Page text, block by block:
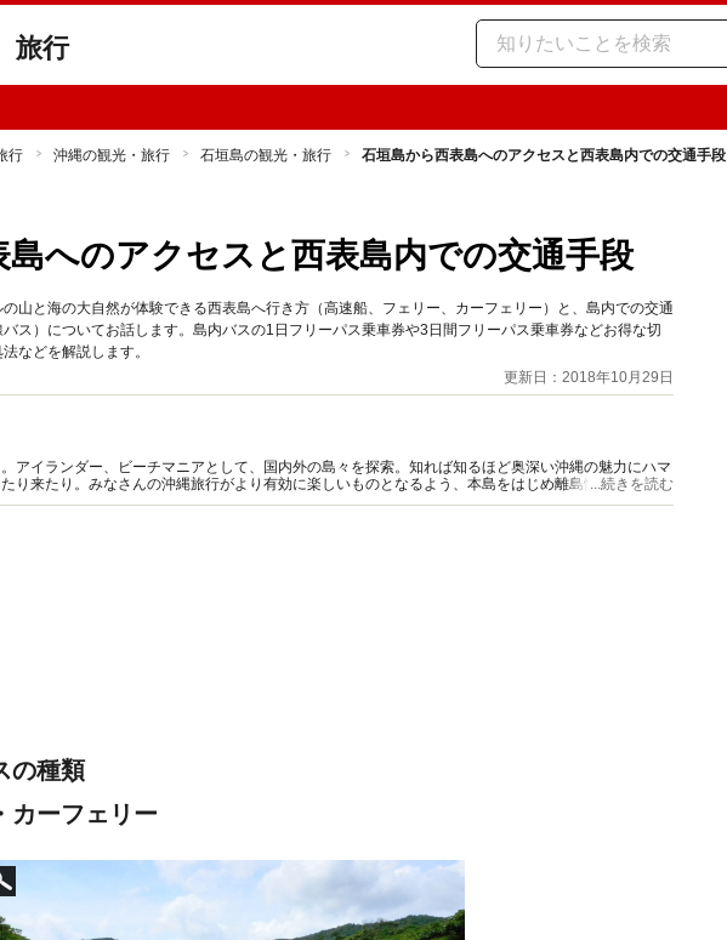
旅行
行 沖縄の観光・旅行 石垣島の観光・旅行 石垣島から西表島へのアクセスと西表島内での交通手段
へのアクセスと西表島内での交通手段
山と海の大自然が体験できる西表島へ行き方（高速船、フェリー、カーフェリー）と、島内での交通
バス）についてお話します。島内バスの1日フリーパス乗車券や3日間フリーパス乗車券などお得な切
などを解説します。
更新日：2018年10月29日
アイランダー、ビーチマニアとして、国内外の島々を探索。知れば知るほど奥深い沖縄の魅力にハマ
り来たり。みなさんの沖縄旅行がより有効に楽しいものとなるよう、本島をはじめ離島情報もまじえ
きます！
...続きを読む
の種類
カーフェリー